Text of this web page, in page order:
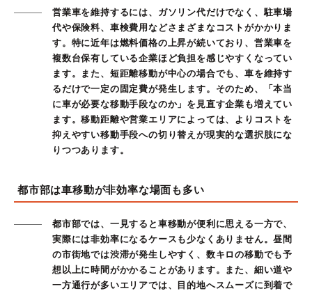
営業車を維持するには、ガソリン代だけでなく、駐車場
代や保険料、車検費用などさまざまなコストがかかりま
す。特に近年は燃料価格の上昇が続いており、営業車を
複数台保有している企業ほど負担を感じやすくなってい
ます。また、短距離移動が中心の場合でも、車を維持す
るだけで一定の固定費が発生します。そのため、「本当
に車が必要な移動手段なのか」を見直す企業も増えてい
ます。移動距離や営業エリアによっては、よりコストを
抑えやすい移動手段への切り替えが現実的な選択肢にな
りつつあります。
都市部は車移動が非効率な場面も多い
都市部では、一見すると車移動が便利に思える一方で、
実際には非効率になるケースも少なくありません。昼間
の市街地では渋滞が発生しやすく、数キロの移動でも予
想以上に時間がかかることがあります。また、細い道や
一方通行が多いエリアでは、目的地へスムーズに到着で